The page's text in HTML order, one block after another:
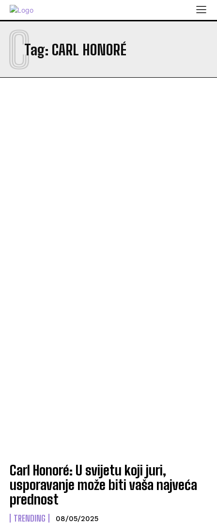
Tag: CARL HONORÉ
C
Carl Honoré: U svijetu koji juri,
usporavanje može biti vaša najveća
prednost
TRENDING 08/05/2025